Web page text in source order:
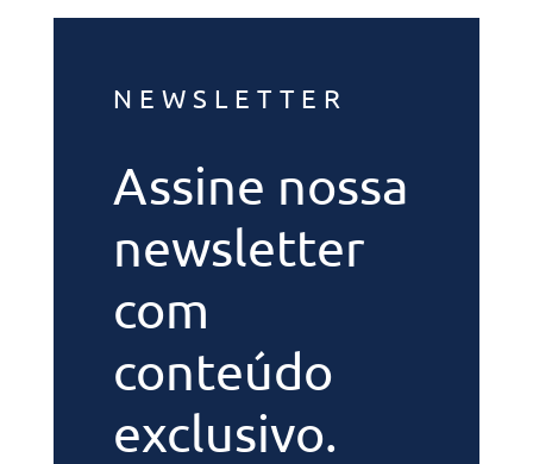
NEWSLETTER
Assine nossa
newsletter
com
conteúdo
exclusivo.